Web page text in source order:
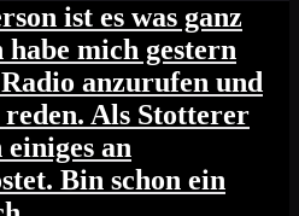
ist es was ganz
mich gestern
anzurufen und
Als Stotterer
an
Bin schon ein